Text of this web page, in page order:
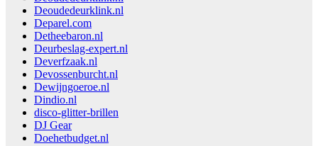
Deoudedeurklink.nl
Deparel.com
Detheebaron.nl
Deurbeslag-expert.nl
Deverfzaak.nl
Devossenburcht.nl
Dewijngoeroe.nl
Dindio.nl
disco-glitter-brillen
DJ Gear
Doehetbudget.nl